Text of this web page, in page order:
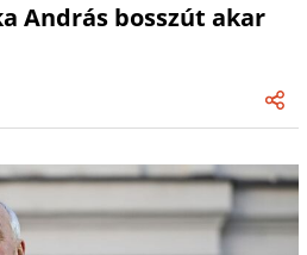
András bosszút akar